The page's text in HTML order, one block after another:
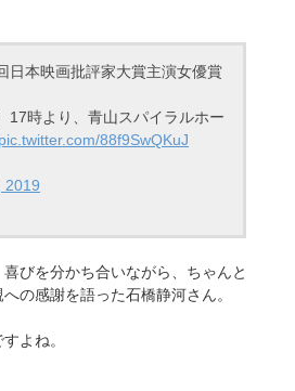
日本映画批評家大賞主演女優賞
17時より、青山スパイラルホー
pic.twitter.com/88f9SwQKuJ
2019
びを分かち合いながら、ちゃんと
の感謝を語った石橋静河さん。
よね。